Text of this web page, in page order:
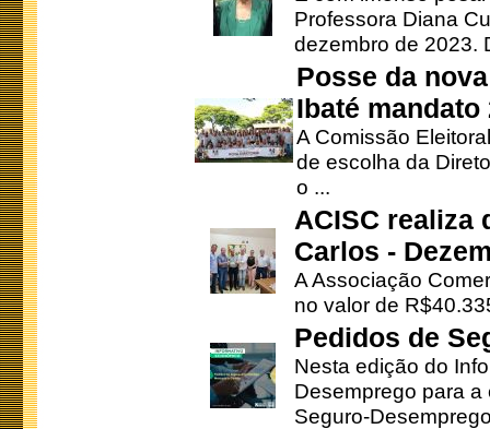
Professora Diana
dezembro de 2023.
Posse da
Ibaté mandato
A Comissão
de escolha da
o ...
ACISC realiza
Carlos -
A Associação
no valor de
Pedidos de
Nesta edição do
Desemprego para
Seguro-